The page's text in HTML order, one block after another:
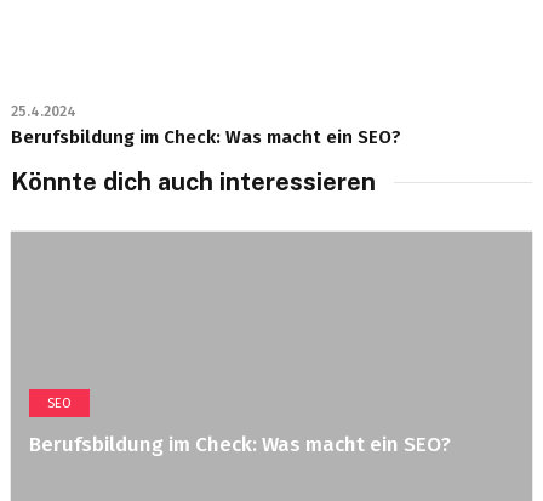
25.4.2024
Berufsbildung im Check: Was macht ein SEO?
Könnte dich auch interessieren
SEO
Berufsbildung im Check: Was macht ein SEO?